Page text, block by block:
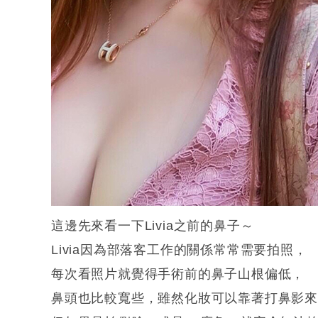
這邊先來看一下Livia之前的鼻子～
Livia因為部落客工作的關係常常需要拍照，
每次看照片就覺得手術前的鼻子山根偏低，
鼻頭也比較寬些，雖然化妝可以靠著打鼻影